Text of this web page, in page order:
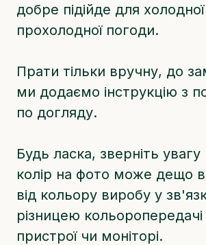
добре підійде для
прохолодної погоди.
Прати тільки вручну, до
ми додаємо інструкцію з
по догляду.
Будь ласка, зверніть
колір на фото може дещо
від кольору виробу у
різницею
пристрої чи моніторі.